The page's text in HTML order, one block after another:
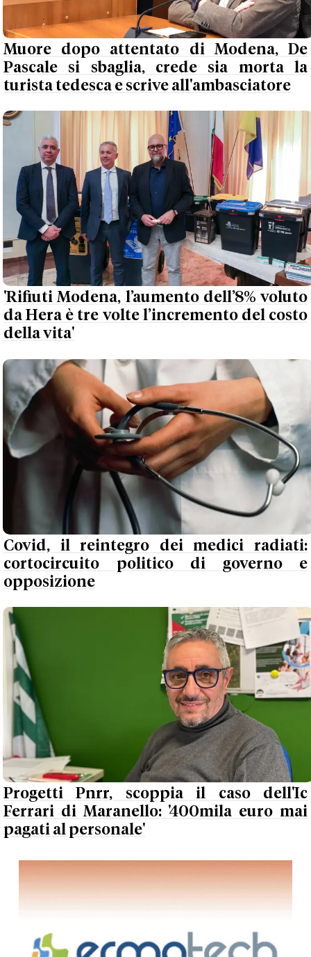
Muore dopo attentato di Modena, De
Pascale si sbaglia, crede sia morta la
turista tedesca e scrive all'ambasciatore
'Rifiuti Modena, l’aumento dell’8% voluto
da Hera è tre volte l’incremento del costo
della vita'
Covid, il reintegro dei medici radiati:
cortocircuito politico di governo e
opposizione
Progetti Pnrr, scoppia il caso dell'Ic
Ferrari di Maranello: '400mila euro mai
pagati al personale'